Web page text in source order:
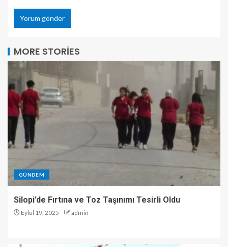
MORE STORIES
GÜNDEM
Silopi’de Fırtına ve Toz Taşınımı Tesirli Oldu
Eylül 19, 2025 admin